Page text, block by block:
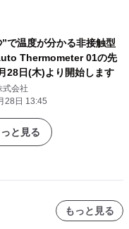
で温度が分かる非接触型
Thermometer 01の先
28日(木)より開始します
式会社
28日 13:45
と見る
もっと見る